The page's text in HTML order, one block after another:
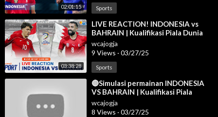
02:01:15 Sports
03:38:28
⁣LIVE REACTION! INDONESIA vs
BAHRAIN | Kualifikasi Piala Dunia
2026 Zona Asia
wcajogja
9 Views · 03/27/25
Sports
⁣🔴Simulasi permainan INDONESIA
VS BAHRAIN | Kualifikasi Piala
Dunia AFC 2025 | efootball
wcajogja
8 Views · 03/27/25